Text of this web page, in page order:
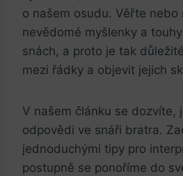
o našem osudu. Věřte nebo
nevědomé ​myšlenky a‌
snách, ‍a proto je tak​
mezi řádky a‍ objevit‌ jejich
V našem článku ‍se dozvíte,
‍odpovědi ve snáři⁢ bratra.⁤
jednoduchými tipy pro
postupně se ​ponoříme‌ do